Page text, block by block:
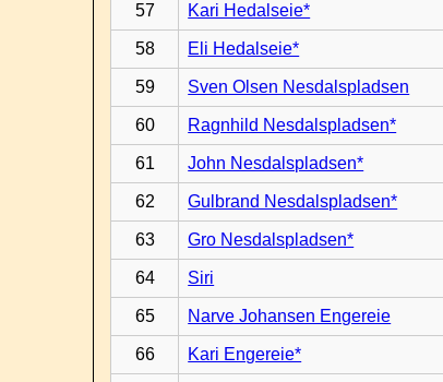
57 Kari Hedalseie*
58 Eli Hedalseie*
59 Sven Olsen Nesdalspladsen
60 Ragnhild Nesdalspladsen*
61 John Nesdalspladsen*
62 Gulbrand Nesdalspladsen*
63 Gro Nesdalspladsen*
64 Siri
65 Narve Johansen Engereie
66 Kari Engereie*